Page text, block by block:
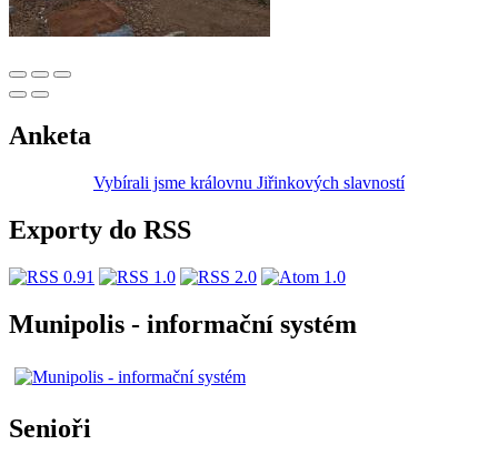
Anketa
Vybírali jsme královnu Jiřinkových slavností
Exporty do RSS
Munipolis - informační systém
Senioři